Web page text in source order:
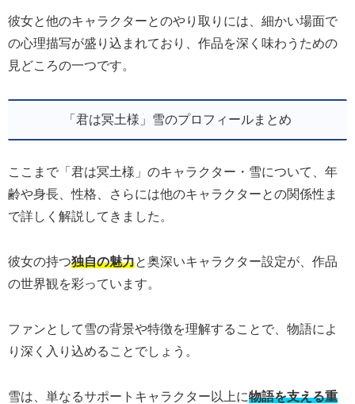
彼女と他のキャラクターとのやり取りには、細かい場面で
の心理描写が盛り込まれており、作品を深く味わうための
見どころの一つです。
「君は冥土様」雪のプロフィールまとめ
ここまで「君は冥土様」のキャラクター・雪について、年
齢や身長、性格、さらには他のキャラクターとの関係性ま
で詳しく解説してきました。
彼女の持つ独自の魅力と奥深いキャラクター設定が、作品
の世界観を彩っています。
ファンとして雪の背景や特徴を理解することで、物語によ
り深く入り込めることでしょう。
雪は、単なるサポートキャラクター以上に物語を支える重